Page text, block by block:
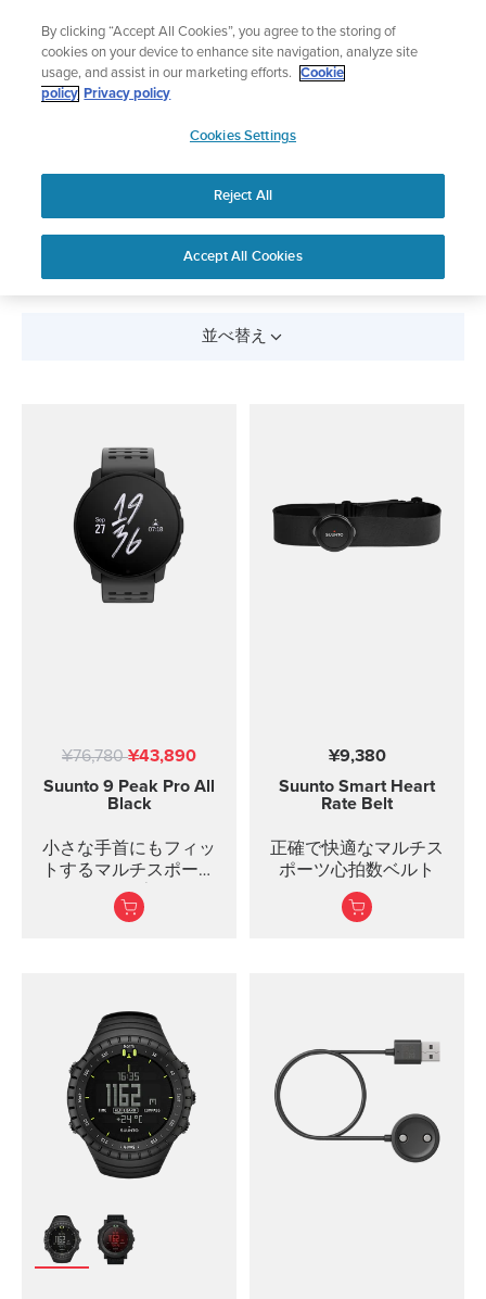
サマーセール
期間限定割引――最大22%オフ
APAC
すべての製品
並べ替え
¥76,780¥43,890
Suunto 9 Peak Pro All
Black
小さな手首にもフィッ
トするマルチスポーツ
ウォッチの専用モデ
ル。
¥9,380
Suunto Smart Heart
Rate Belt
正確で快適なマルチス
ポーツ心拍数ベルト
By clicking “Accept All Cookies”, you agree to the storing of
cookies on your device to enhance site navigation, analyze site
usage, and assist in our marketing efforts.
Cookie
policy Privacy policy
Cookies Settings
Reject All
Accept All Cookies